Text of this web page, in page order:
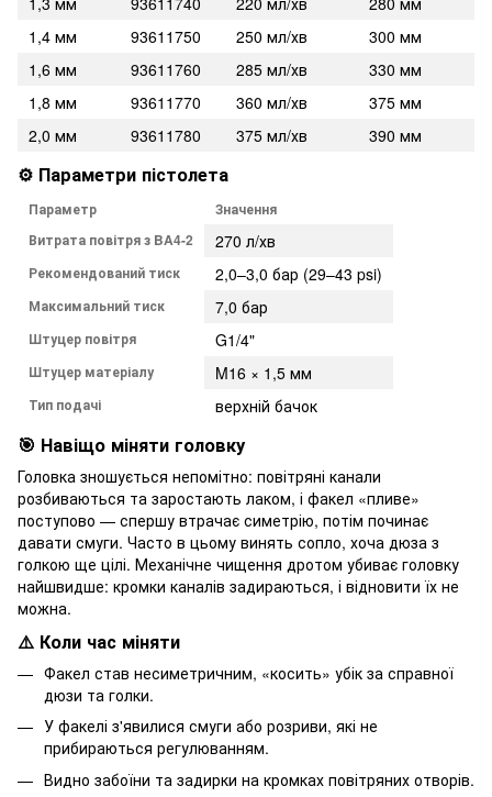
1,4 мм
93611750 250 мл/хв
300 мм
1,6 мм
93611760 285 мл/хв
330 мм
1,8 мм
93611770 360 мл/хв
375 мм
2,0 мм
93611780 375 мл/хв 390 мм
⚙️ Параметри пістолета
Параметр
Значення
Витрата повітря з BA4-2
270 л/хв
Рекомендований тиск 2,0–3,0 бар (29–43 psi)
Максимальний тиск 7,0 бар
Штуцер повітря G1/4"
Штуцер матеріалу M16 × 1,5 мм
Тип подачі верхній бачок
🎯 Навіщо міняти головку
Головка зношується непомітно: повітряні канали
розбиваються та заростають лаком, і факел «пливе»
поступово — спершу втрачає симетрію, потім починає
давати смуги. Часто в цьому винять сопло, хоча дюза з
голкою ще цілі. Механічне чищення дротом убиває головку
найшвидше: кромки каналів задираються, і відновити їх не
можна.
⚠️ Коли час міняти
Факел став несиметричним, «косить» убік за справної
дюзи та голки.
У факелі з'явилися смуги або розриви, які не
прибираються регулюванням.
Видно забоїни та задирки на кромках повітряних отворів.